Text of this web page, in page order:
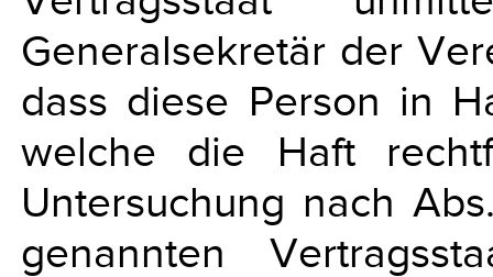
Generalsekretär der
dass diese Person in
welche die Haft
Untersuchung nach
genannten